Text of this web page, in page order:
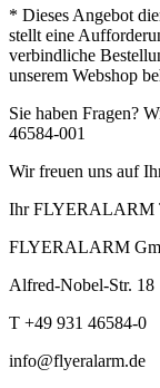
* Dieses Angebot
stellt eine
verbindliche
unserem Webshop
Sie haben Fragen?
46584-001
Wir freuen uns auf
Ihr FLYERALARM
FLYERALARM
Alfred-Nobel-Str. 18
T +49 931 46584-0
info@flyeralarm.de